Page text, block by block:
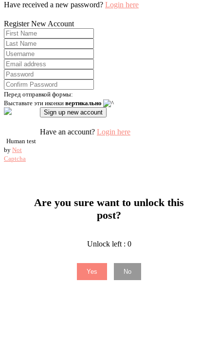
Have received a new password? Login here
Register New Account
Перед отправкой формы:
Выставьте эти иконки вертикально
Human test
by Not
Captcha
Have an account? Login here
Are you sure want to unlock this
post?
Unlock left : 0
Yes No